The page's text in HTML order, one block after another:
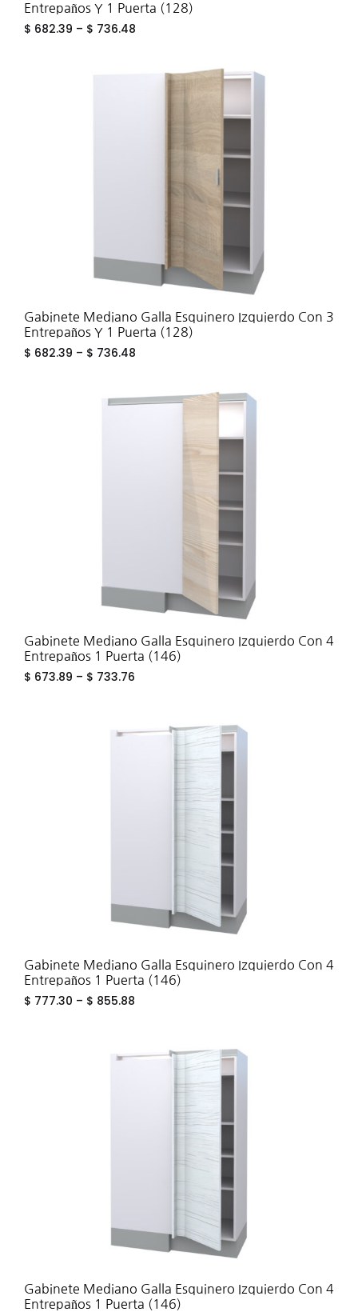
Entrepaños Y 1 Puerta (128)
$ 682.39 – $ 736.48
Gabinete Mediano Galla Esquinero Izquierdo Con 3
Entrepaños Y 1 Puerta (128)
$ 682.39 – $ 736.48
Gabinete Mediano Galla Esquinero Izquierdo Con 4
Entrepaños 1 Puerta (146)
$ 673.89 – $ 733.76
Gabinete Mediano Galla Esquinero Izquierdo Con 4
Entrepaños 1 Puerta (146)
$ 777.30 – $ 855.88
Gabinete Mediano Galla Esquinero Izquierdo Con 4
Entrepaños 1 Puerta (146)